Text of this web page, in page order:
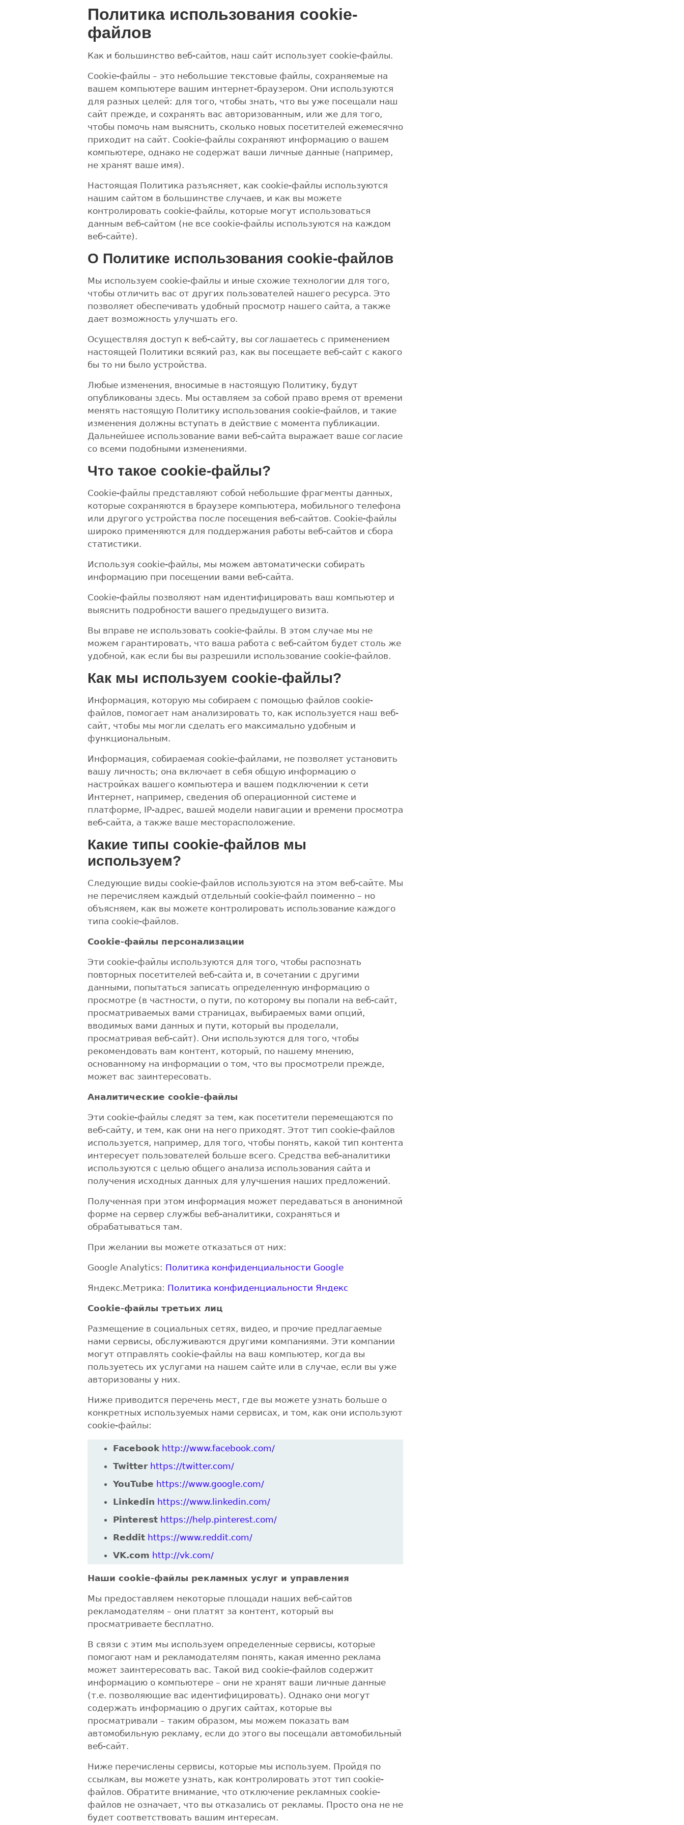
Политика использования cookie-
файлов
Как и большинство веб-сайтов, наш сайт использует cookie-файлы.
Cookie-файлы – это небольшие текстовые файлы, сохраняемые на
вашем компьютере вашим интернет-браузером. Они используются
для разных целей: для того, чтобы знать, что вы уже посещали наш
сайт прежде, и сохранять вас авторизованным, или же для того,
чтобы помочь нам выяснить, сколько новых посетителей ежемесячно
приходит на сайт. Cookie-файлы сохраняют информацию о вашем
компьютере, однако не содержат ваши личные данные (например,
не хранят ваше имя).
Настоящая Политика разъясняет, как cookie-файлы используются
нашим сайтом в большинстве случаев, и как вы можете
контролировать cookie-файлы, которые могут использоваться
данным веб-сайтом (не все cookie-файлы используются на каждом
веб-сайте).
О Политике использования cookie-файлов
Мы используем cookie-файлы и иные схожие технологии для того,
чтобы отличить вас от других пользователей нашего ресурса. Это
позволяет обеспечивать удобный просмотр нашего сайта, а также
дает возможность улучшать его.
Осуществляя доступ к веб-сайту, вы соглашаетесь с применением
настоящей Политики всякий раз, как вы посещаете веб-сайт с какого
бы то ни было устройства.
Любые изменения, вносимые в настоящую Политику, будут
опубликованы здесь. Мы оставляем за собой право время от времени
менять настоящую Политику использования cookie-файлов, и такие
изменения должны вступать в действие с момента публикации.
Дальнейшее использование вами веб-сайта выражает ваше согласие
со всеми подобными изменениями.
Что такое cookie-файлы?
Cookie-файлы представляют собой небольшие фрагменты данных,
которые сохраняются в браузере компьютера, мобильного телефона
или другого устройства после посещения веб-сайтов. Cookie-файлы
широко применяются для поддержания работы веб-сайтов и сбора
статистики.
Используя cookie-файлы, мы можем автоматически собирать
информацию при посещении вами веб-сайта.
Cookie-файлы позволяют нам идентифицировать ваш компьютер и
выяснить подробности вашего предыдущего визита.
Вы вправе не использовать cookie-файлы. В этом случае мы не
можем гарантировать, что ваша работа с веб-сайтом будет столь же
удобной, как если бы вы разрешили использование cookie-файлов.
Как мы используем cookie-файлы?
Информация, которую мы собираем с помощью файлов cookie-
файлов, помогает нам анализировать то, как используется наш веб-
сайт, чтобы мы могли сделать его максимально удобным и
функциональным.
Информация, собираемая cookie-файлами, не позволяет установить
вашу личность; она включает в себя общую информацию о
настройках вашего компьютера и вашем подключении к сети
Интернет, например, сведения об операционной системе и
платформе, IP-адрес, вашей модели навигации и времени просмотра
веб-сайта, а также ваше месторасположение.
Какие типы cookie-файлов мы
используем?
Следующие виды cookie-файлов используются на этом веб-сайте. Мы
не перечисляем каждый отдельный cookie-файл поименно – но
объясняем, как вы можете контролировать использование каждого
типа cookie-файлов.
Cookie-файлы персонализации
Эти cookie-файлы используются для того, чтобы распознать
повторных посетителей веб-сайта и, в сочетании с другими
данными, попытаться записать определенную информацию о
просмотре (в частности, о пути, по которому вы попали на веб-сайт,
просматриваемых вами страницах, выбираемых вами опций,
вводимых вами данных и пути, который вы проделали,
просматривая веб-сайт). Они используются для того, чтобы
рекомендовать вам контент, который, по нашему мнению,
основанному на информации о том, что вы просмотрели прежде,
может вас заинтересовать.
Аналитические cookie-файлы
Эти cookie-файлы следят за тем, как посетители перемещаются по
веб-сайту, и тем, как они на него приходят. Этот тип cookie-файлов
используется, например, для того, чтобы понять, какой тип контента
интересует пользователей больше всего. Средства веб-аналитики
используются с целью общего анализа использования сайта и
получения исходных данных для улучшения наших предложений.
Полученная при этом информация может передаваться в анонимной
форме на сервер службы веб-аналитики, сохраняться и
обрабатываться там.
При желании вы можете отказаться от них:
Google Analytics: Политика конфиденциальности Google
Яндекс.Метрика: Политика конфиденциальности Яндекс
Cookie-файлы третьих лиц
Размещение в социальных сетях, видео, и прочие предлагаемые
нами сервисы, обслуживаются другими компаниями. Эти компании
могут отправлять cookie-файлы на ваш компьютер, когда вы
пользуетесь их услугами на нашем сайте или в случае, если вы уже
авторизованы у них.
Ниже приводится перечень мест, где вы можете узнать больше о
конкретных используемых нами сервисах, и том, как они используют
cookie-файлы:
Facebook http://www.facebook.com/
Twitter https://twitter.com/
YouTube https://www.google.com/
Linkedin https://www.linkedin.com/
Pinterest https://help.pinterest.com/
Reddit https://www.reddit.com/
VK.com http://vk.com/
Наши cookie-файлы рекламных услуг и управления
Мы предоставляем некоторые площади наших веб-сайтов
рекламодателям – они платят за контент, который вы
просматриваете бесплатно.
В связи с этим мы используем определенные сервисы, которые
помогают нам и рекламодателям понять, какая именно реклама
может заинтересовать вас. Такой вид cookie-файлов содержит
информацию о компьютере – они не хранят ваши личные данные
(т.е. позволяющие вас идентифицировать). Однако они могут
содержать информацию о других сайтах, которые вы
просматривали – таким образом, мы можем показать вам
автомобильную рекламу, если до этого вы посещали автомобильный
веб-сайт.
Ниже перечислены сервисы, которые мы используем. Пройдя по
ссылкам, вы можете узнать, как контролировать этот тип cookie-
файлов. Обратите внимание, что отключение рекламных cookie-
файлов не означает, что вы отказались от рекламы. Просто она не не
будет соответствовать вашим интересам.